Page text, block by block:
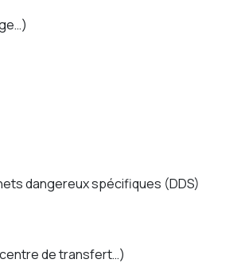
dangereux spécifiques (DDS)
de transfert…)